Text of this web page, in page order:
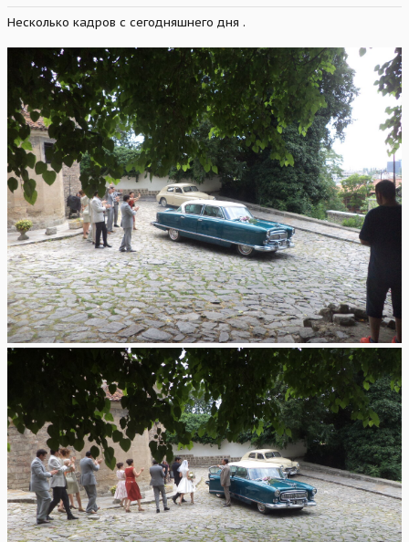
Несколько кадров с сегодняшнего дня .